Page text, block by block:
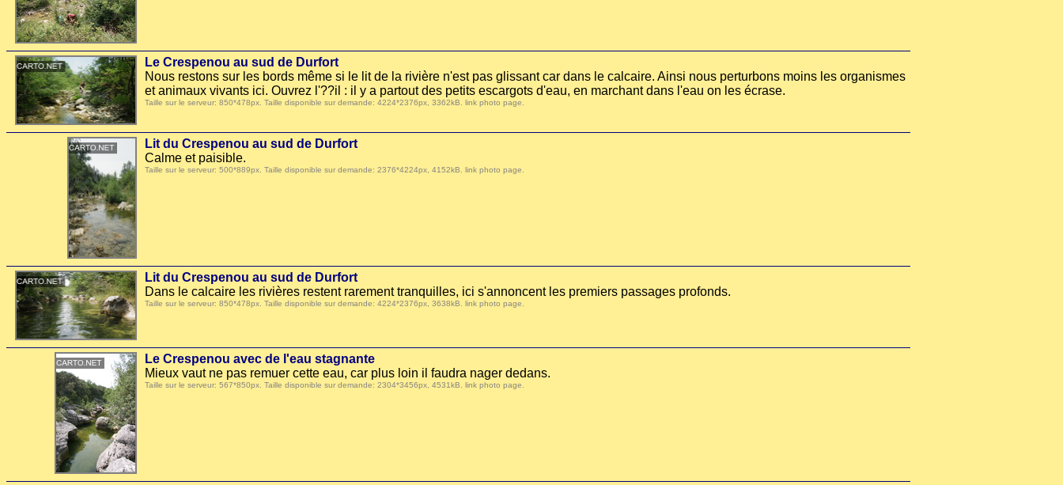
Le Crespenou au sud de Durfort
Nous restons sur les bords même si le lit de la rivière n'est pas glissant car dans le calcaire. Ainsi nous perturbons moins les organismes
et animaux vivants ici. Ouvrez l'??il : il y a partout des petits escargots d'eau, en marchant dans l'eau on les écrase.
Taille sur le serveur: 850*478px. Taille disponible sur demande: 4224*2376px, 3362kB. link photo page
Lit du Crespenou au sud de Durfort
Calme et paisible.
Taille sur le serveur: 500*889px. Taille disponible sur demande: 2376*4224px, 4152kB. link photo page
Lit du Crespenou au sud de Durfort
Dans le calcaire les rivières restent rarement tranquilles, ici s'annoncent les premiers passages profonds.
Taille sur le serveur: 850*478px. Taille disponible sur demande: 4224*2376px, 3638kB. link photo page
Le Crespenou avec de l'eau stagnante
Mieux vaut ne pas remuer cette eau, car plus loin il faudra nager dedans.
Taille sur le serveur: 567*850px. Taille disponible sur demande: 2304*3456px, 4531kB. link photo page